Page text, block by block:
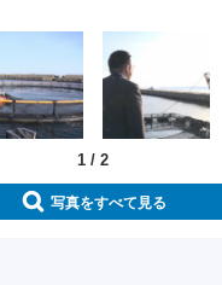
1 / 2
写真をすべて見る